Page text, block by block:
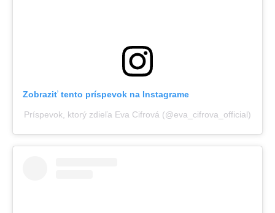
Zobraziť tento príspevok na Instagrame
Príspevok, ktorý zdieľa Eva Cifrová (@eva_cifrova_official)